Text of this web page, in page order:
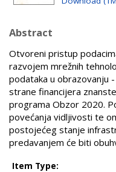
Abstract
Otvoreni pristup
razvojem mrežnih
podataka u obrazovanju
strane financijera
programa Obzor 2020.
povećanja vidljivosti te
postojećeg stanje
predavanjem će biti
Item Type: